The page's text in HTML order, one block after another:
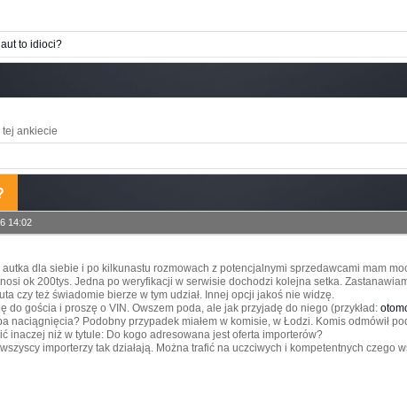
to idioci?
tej ankiecie
14:02
dla siebie i po kilkunastu rozmowach z potencjalnymi sprzedawcami mam
ok 200tys. Jedna po weryfikacji w serwisie dochodzi kolejna setka.
czy też świadomie bierze w tym udział. Innej opcji jakoś nie widzę.
do gościa i proszę o VIN. Owszem poda, ale jak przyjadę do niego (przykład:
naciągnięcia? Podobny przypadek miałem w komisie, w Łodzi. Komis odmówił
inaczej niż w tytule: Do kogo adresowana jest oferta importerów?
importerzy tak działają. Można trafić na uczciwych i kompetentnych czego